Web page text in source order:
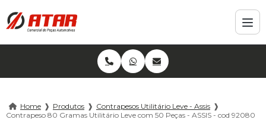
Home ❱ Produtos ❱ Contrapesos Utilitário Leve - Assis ❱
Contrapeso 80 Gramas Utilitário Leve com 50 Peças - ASSIS - cod 92080